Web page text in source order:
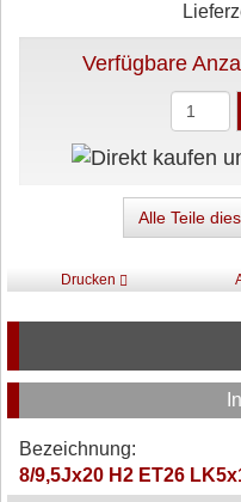
Verfügbare
Alle Teile
Drucken
Bezeichnung:
8/9,5Jx20 H2 ET26